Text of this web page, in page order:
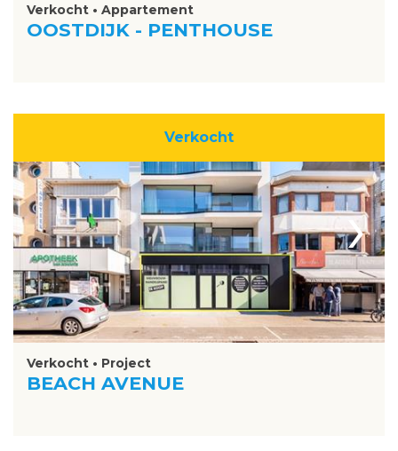
Verkocht • Appartement
OOSTDIJK - PENTHOUSE
Verkocht
›
Verkocht • Project
BEACH AVENUE